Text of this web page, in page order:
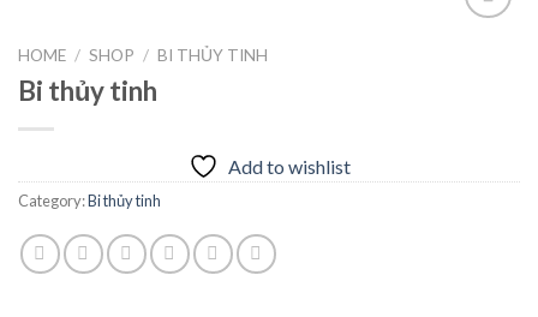
HOME / SHOP / BI THỦY TINH
Bi thủy tinh
Add to wishlist
Category:Bi thủy tinh